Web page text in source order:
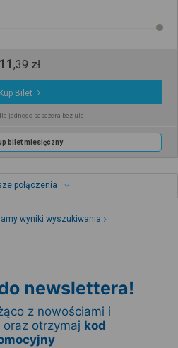
11,39 zł
Kup Bilet
jednego pasażera bez ulgi
bilet miesięczny
połączenia
wyniki wyszukiwania
newslettera!
z nowościami i
oraz otrzymaj kod